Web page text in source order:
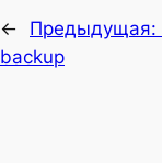
← Предыдущая:
backup